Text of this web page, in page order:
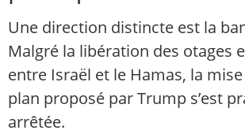
Une direction distincte est la
Malgré la libération des otages
entre Israël et le Hamas, la
plan proposé par Trump s’est
arrêtée.